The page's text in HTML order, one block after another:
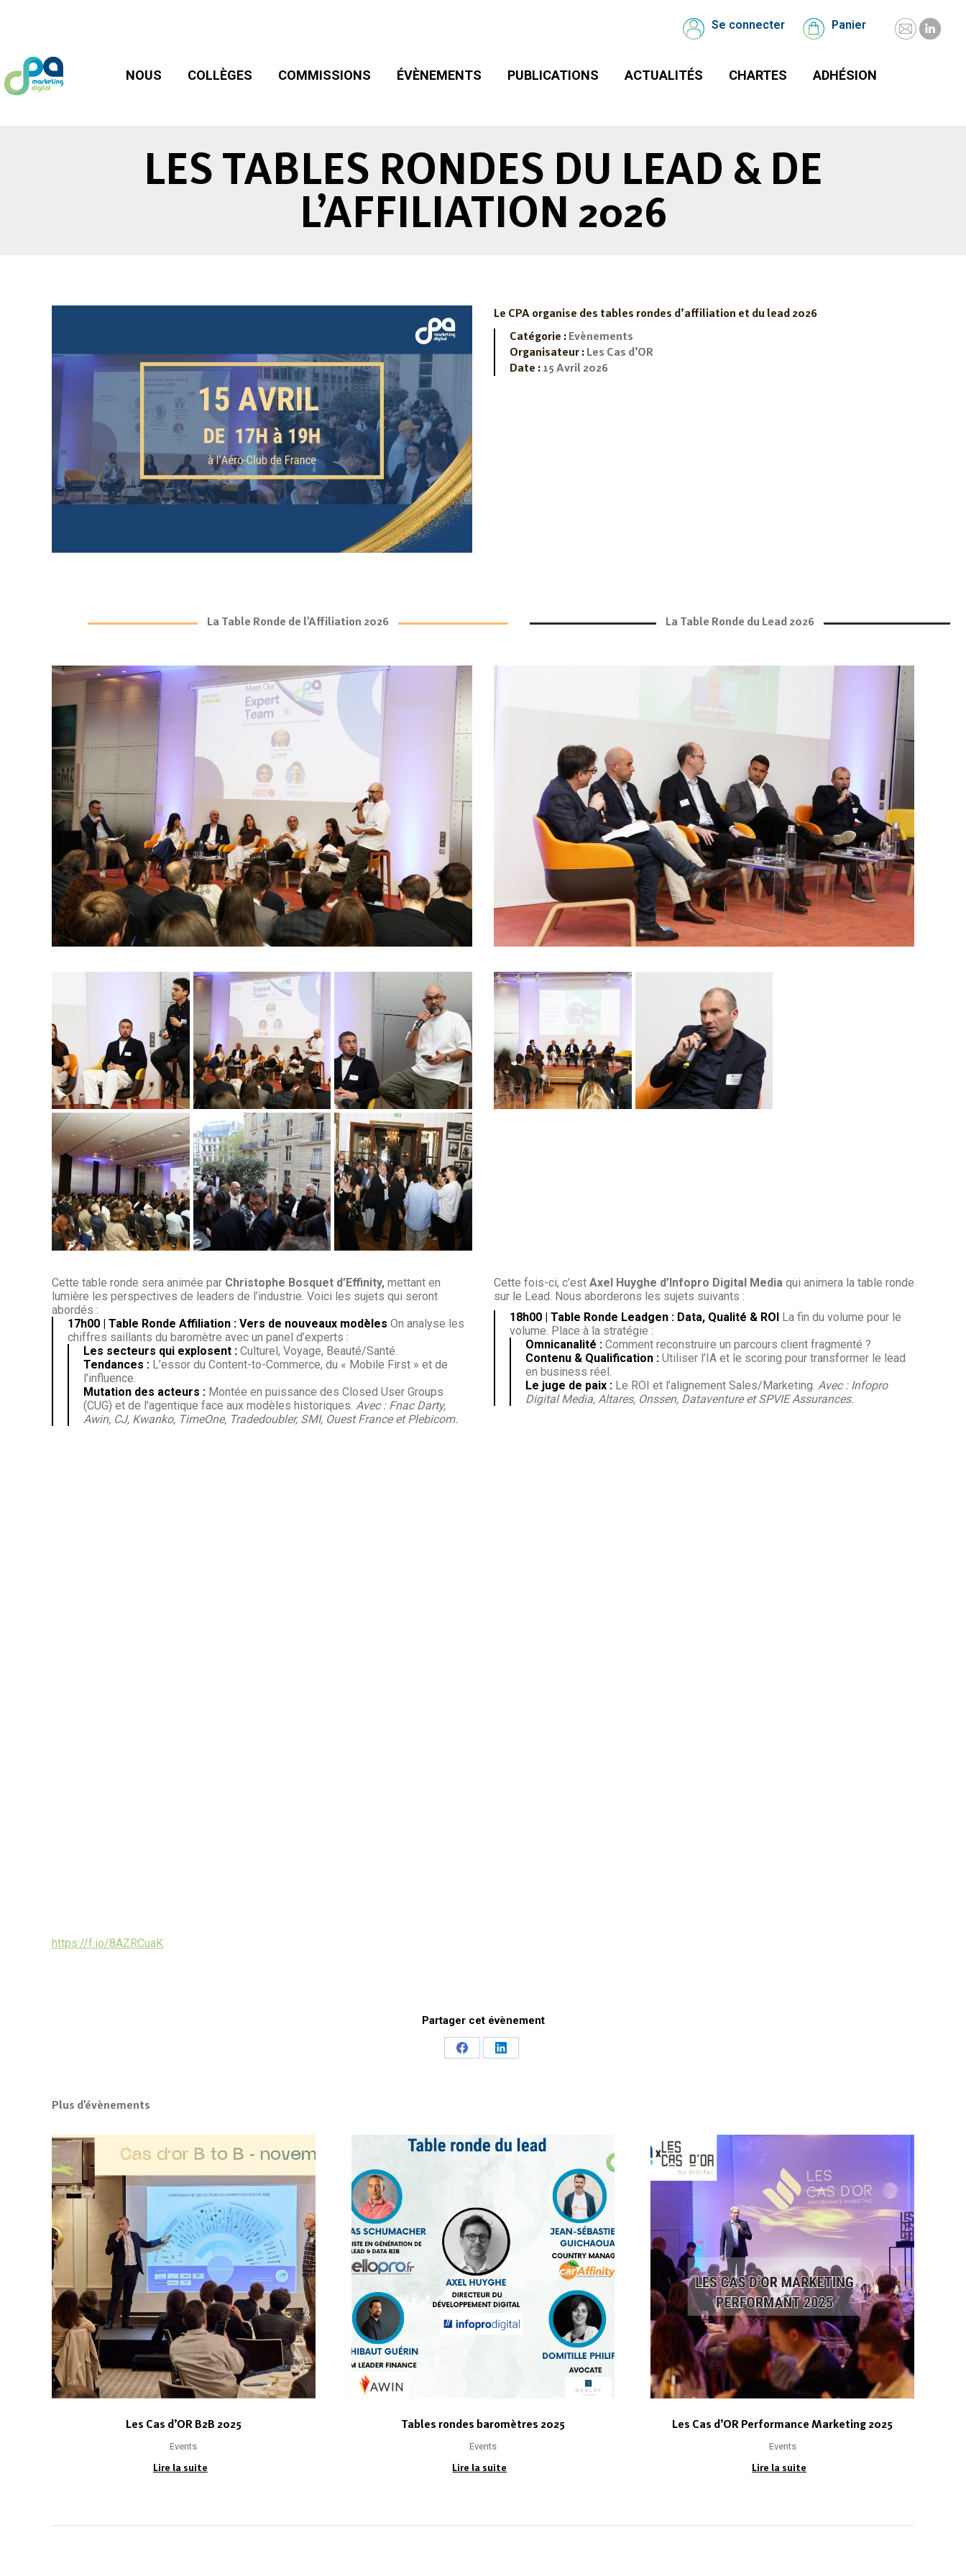
Mail
Se connecter Panier
NOUS COLLÈGES COMMISSIONS ÉVÈNEMENTS PUBLICATIONS ACTUALITÉS CHARTES ADHÉSION
LES TABLES RONDES DU LEAD & DE
L’AFFILIATION 2026
Le CPA organise des tables rondes d’affiliation et du lead 2026
Catégorie : Evènements
Organisateur : Les Cas d’OR
Date : 15 Avril 2026
La Table Ronde de l'Affiliation 2026 La Table Ronde du Lead 2026
Cette table ronde sera animée par Christophe Bosquet d’Effinity, mettant en
lumière les perspectives de leaders de l’industrie. Voici les sujets qui seront
abordés :
17h00 | Table Ronde Affiliation : Vers de nouveaux modèles On analyse les
chiffres saillants du baromètre avec un panel d’experts :
Les secteurs qui explosent : Culturel, Voyage, Beauté/Santé.
Tendances : L’essor du Content-to-Commerce, du « Mobile First » et de
l’influence.
Mutation des acteurs : Montée en puissance des Closed User Groups
(CUG) et de l’agentique face aux modèles historiques. Avec : Fnac Darty,
Awin, CJ, Kwanko, TimeOne, Tradedoubler, SMI, Ouest France et Plebicom.
Cette fois-ci, c’est Axel Huyghe d’Infopro Digital Media qui animera la table ronde
sur le Lead. Nous aborderons les sujets suivants :
18h00 | Table Ronde Leadgen : Data, Qualité & ROI La fin du volume pour le
volume. Place à la stratégie :
Omnicanalité : Comment reconstruire un parcours client fragmenté ?
Contenu & Qualification : Utiliser l’IA et le scoring pour transformer le lead
en business réel.
Le juge de paix : Le ROI et l’alignement Sales/Marketing. Avec : Infopro
Digital Media, Altares, Onssen, Dataventure et SPVIE Assurances.
https://f.io/8AZRCuaK
Partager cet évènement
Share
Share
Plus d'évènements
Les Cas d’OR B2B 2025
Events
Lire la suite
Tables rondes baromètres 2025
Events
Lire la suite
Les Cas d’OR Performance Marketing 2025
Events
Lire la suite
ACTUALITÉS CHARTES
Panier